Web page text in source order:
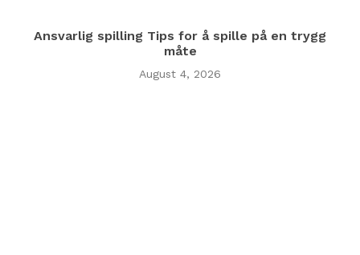
Ansvarlig spilling Tips for å spille på en trygg
måte
August 4, 2026